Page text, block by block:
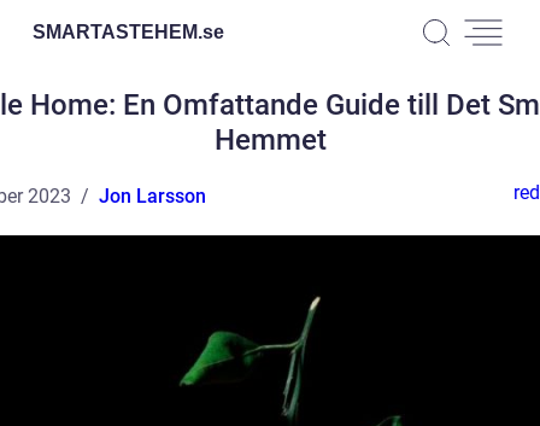
SMARTASTEHEM.se
Home: En Omfattande Guide till Det
Hemmet
2023 Jon Larsson